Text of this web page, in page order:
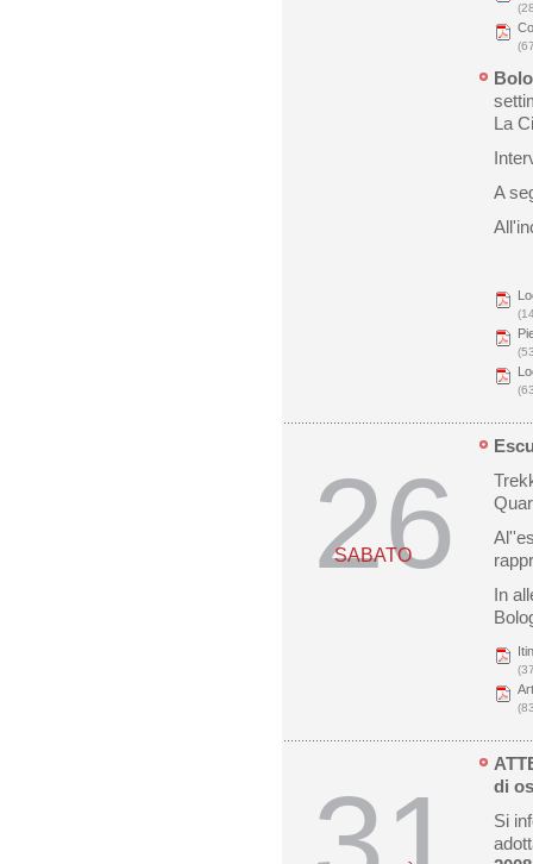
La
A
26
SABATO
In
di
Si